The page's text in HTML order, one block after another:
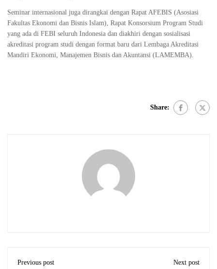
Seminar internasional juga dirangkai dengan Rapat AFEBIS (Asosiasi
Fakultas Ekonomi dan Bisnis Islam), Rapat Konsorsium Program Studi
yang ada di FEBI seluruh Indonesia dan diakhiri dengan sosialisasi
akreditasi program studi dengan format baru dari Lembaga Akreditasi
Mandiri Ekonomi, Manajemen Bisnis dan Akuntansi (LAMEMBA).
Share:
Previous post Next post